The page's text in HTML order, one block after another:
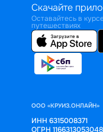
Скачайте
Оставайтесь в
путешествиях
ООО «КРУИЗ.ОНЛАЙН»
ИНН 6315008371
ОГРН 1166313053048